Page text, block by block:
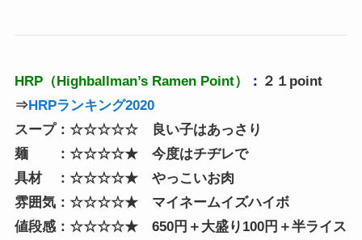
HRP（Highballman’s Ramen Point） ： ２１point
⇒HRPランキング2020
スープ：☆☆☆☆☆ 良い子はあっさり
麺 ：☆☆☆☆★ 今度はチヂレで
具材 ：☆☆☆☆★ やっこいお肉
雰囲気：☆☆☆☆★ マイネームイズハイボ
値段感：☆☆☆☆★ 650円＋大盛り100円＋半ライス